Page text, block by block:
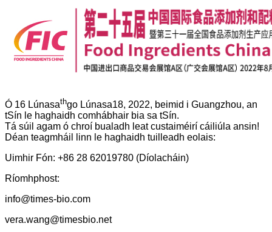
Ó 16 Lúnasathgo Lúnasa18, 2022, beimid i Guangzhou, an
tSín le haghaidh comhábhair bia sa tSín.
Tá súil agam ó chroí bualadh leat custaiméirí cáiliúla ansin!
Déan teagmháil linn le haghaidh tuilleadh eolais:
Uimhir Fón: +86 28 62019780 (Díolacháin)
Ríomhphost:
info@times-bio.com
vera.wang@timesbio.net